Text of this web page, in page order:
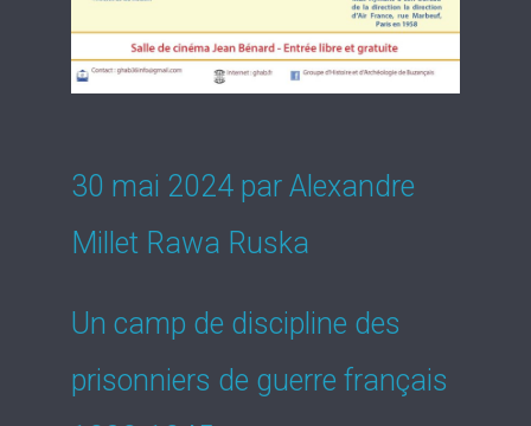
30 mai 2024 par Alexandre
Millet Rawa Ruska
Un camp de discipline des
prisonniers de guerre français